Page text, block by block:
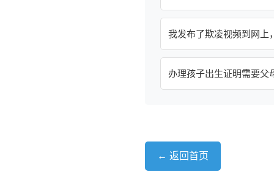
我发布了欺凌视频到网上
办理孩子出生证明需要父
← 返回首页